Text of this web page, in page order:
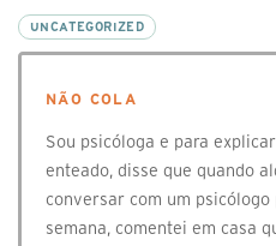
UNCATEGORIZED
NÃO COLA
Sou psicóloga e para
enteado, disse que quando
conversar com um psicólogo
semana, comentei em casa